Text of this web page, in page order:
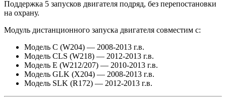
Поддержка 5 запусков двигателя подряд, без перепостановки
на охрану.
Модуль дистанционного запуска двигателя совместим с:
Модель C (W204) — 2008-2013 г.в.
Модель CLS (W218) — 2012-2013 г.в.
Модель E (W212/207) — 2010-2013 г.в.
Модель GLK (X204) — 2008-2013 г.в.
Модель SLK (R172) — 2012-2013 г.в.